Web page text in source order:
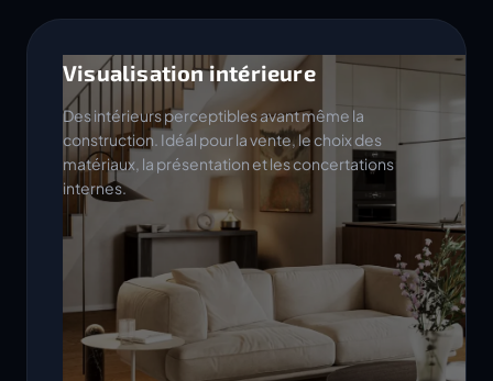
Visualisation intérieure
Des intérieurs perceptibles avant même la
construction. Idéal pour la vente, le choix des
matériaux, la présentation et les concertations
internes.